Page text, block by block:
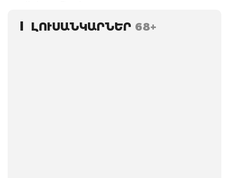
ԼՈՒՍԱՆԿԱՐՆԵՐ 68+